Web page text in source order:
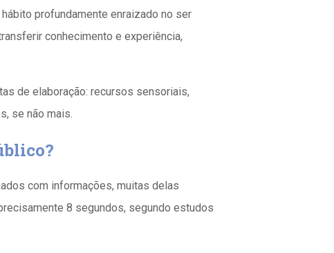
profundamente enraizado no ser
conhecimento e experiência,
de elaboração: recursos sensoriais,
se não mais.
com informações, muitas delas
8 segundos, segundo estudos